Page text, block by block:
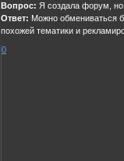
Вопрос: Я создала форум, но
Ответ: Можно обмениваться
похожей тематики и
0